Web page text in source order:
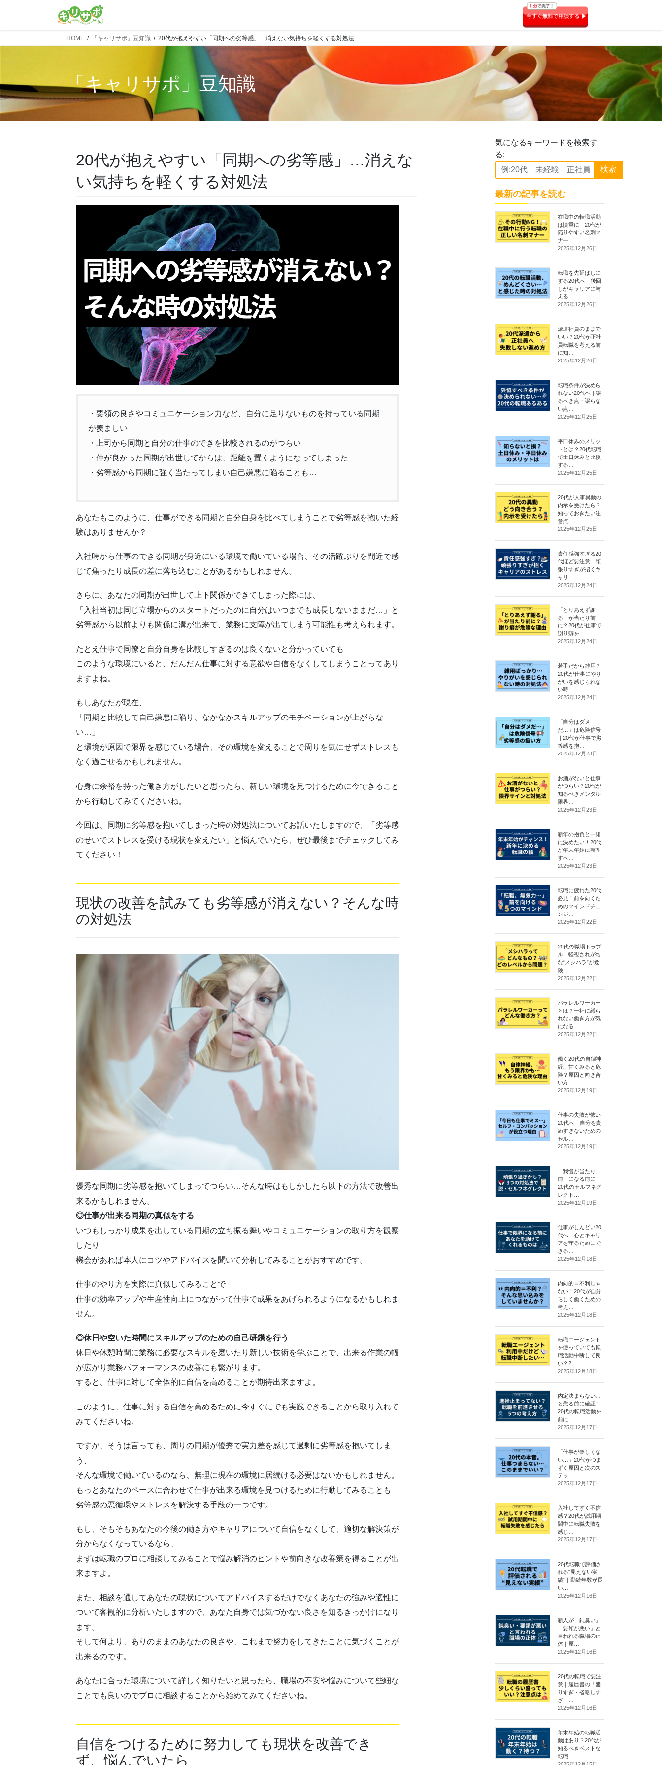
HOME 「キャリサポ」豆知識 20代が抱えやすい「同期への劣等感」…消えない気持ちを軽くする対処法
「キャリサポ 」豆知識
20代が抱えやすい「同期への劣等感」…消えな
い気持ちを軽くする対処法
・要領の良さやコミュニケーション力など、自分に足りないものを持っている同期
が羨ましい
・上司から同期と自分の仕事のできを比較されるのがつらい
・仲が良かった同期が出世してからは、距離を置くようになってしまった
・劣等感から同期に強く当たってしまい自己嫌悪に陥ることも…
あなたもこのように、仕事ができる同期と自分自身を比べてしまうことで劣等感を抱いた経
験はありませんか？
入社時から仕事のできる同期が身近にいる環境で働いている場合、その活躍ぶりを間近で感
じて焦ったり成長の差に落ち込むことがあるかもしれません。
さらに、あなたの同期が出世して上下関係ができてしまった際には、
「入社当初は同じ立場からのスタートだったのに自分はいつまでも成長しないままだ…」と
劣等感から以前よりも関係に溝が出来て、業務に支障が出てしまう可能性も考えられます。
たとえ仕事で同僚と自分自身を比較しすぎるのは良くないと分かっていても
このような環境にいると、だんだん仕事に対する意欲や自信をなくしてしまうことってあり
ますよね。
もしあなたが現在、
「同期と比較して自己嫌悪に陥り、なかなかスキルアップのモチベーションが上がらな
い…」
と環境が原因で限界を感じている場合、その環境を変えることで周りを気にせずストレスも
なく過ごせるかもしれません。
心身に余裕を持った働き方がしたいと思ったら、新しい環境を見つけるために今できること
から行動してみてくださいね。
今回は、同期に劣等感を抱いてしまった時の対処法についてお話いたしますので、「劣等感
のせいでストレスを受ける現状を変えたい」と悩んでいたら、ぜひ最後までチェックしてみ
てください！
現状の改善を試みても劣等感が消えない？そんな時
の対処法
優秀な同期に劣等感を抱いてしまってつらい…そんな時はもしかしたら以下の方法で改善出
来るかもしれません。
◎仕事が出来る同期の真似をする
いつもしっかり成果を出している同期の立ち振る舞いやコミュニケーションの取り方を観察
したり
機会があれば本人にコツやアドバイスを聞いて分析してみることがおすすめです。
仕事のやり方を実際に真似してみることで
仕事の効率アップや生産性向上につながって仕事で成果をあげられるようになるかもしれま
せん。
◎休日や空いた時間にスキルアップのための自己研鑽を行う
休日や休憩時間に業務に必要なスキルを磨いたり新しい技術を学ぶことで、出来る作業の幅
が広がり業務パフォーマンスの改善にも繋がります。
すると、仕事に対して全体的に自信を高めることが期待出来ますよ。
このように、仕事に対する自信を高めるために今すぐにでも実践できることから取り入れて
みてくださいね。
ですが、そうは言っても、周りの同期が優秀で実力差を感じて過剰に劣等感を抱いてしま
う、
そんな環境で働いているのなら、無理に現在の環境に居続ける必要はないかもしれません。
もっとあなたのペースに合わせて仕事が出来る環境を見つけるために行動してみることも
劣等感の悪循環やストレスを解決する手段の一つです。
もし、そもそもあなたの今後の働き方やキャリアについて自信をなくして、適切な解決策が
分からなくなっているなら、
まずは転職のプロに相談してみることで悩み解消のヒントや前向きな改善策を得ることが出
来ますよ。
また、相談を通してあなたの現状についてアドバイスするだけでなくあなたの強みや適性に
ついて客観的に分析いたしますので、あなた自身では気づかない良さを知るきっかけになり
ます。
そして何より、ありのままのあなたの良さや、これまで努力をしてきたことに気づくことが
出来るのです。
あなたに合った環境について詳しく知りたいと思ったら、職場の不安や悩みについて些細な
ことでも良いのでプロに相談することから始めてみてくださいね。
自信をつけるために努力しても現状を改善でき
ず、悩んでいたら
気になるキーワードを検索す
る:
検索
最新の記事を読む
在職中の転職活動
は慎重に｜20代が
陥りやすい名刺マ
ナー…
2025年12月26日
転職を先延ばしに
する20代へ｜後回
しがキャリアに与
える…
2025年12月26日
派遣社員のままで
いい？20代が正社
員転職を考える前
に知…
2025年12月26日
転職条件が決めら
れない20代へ｜譲
るべき点・譲らな
い点…
2025年12月25日
平日休みのメリッ
トとは？20代転職
で土日休みと比較
する…
2025年12月25日
20代が人事異動の
内示を受けたら？
知っておきたい注
意点…
2025年12月25日
責任感強すぎる20
代ほど要注意｜頑
張りすぎが招くキ
ャリ…
2025年12月24日
「とりあえず謝
る」が当たり前
に？20代が仕事で
謝り癖を…
2025年12月24日
若手だから雑用？
20代が仕事にやり
がいを感じられな
い時…
2025年12月24日
「自分はダメ
だ…」は危険信号
｜20代が仕事で劣
等感を抱…
2025年12月23日
お酒がないと仕事
がつらい？20代が
知るべきメンタル
限界…
2025年12月23日
新年の抱負と一緒
に決めたい！20代
が年末年始に整理
すべ…
2025年12月23日
転職に疲れた20代
必見！前を向くた
めのマインドチェ
ンジ…
2025年12月22日
20代の職場トラブ
ル…軽視されがち
な“メシハラ”が危
険…
2025年12月22日
パラレルワーカー
とは？一社に縛ら
れない働き方が気
になる…
2025年12月22日
働く20代の自律神
経、甘くみると危
険？原因と向き合
い方…
2025年12月19日
仕事の失敗が怖い
20代へ｜自分を責
めすぎないための
セル…
2025年12月19日
「我慢が当たり
前」になる前に｜
20代のセルフネグ
レクト…
2025年12月19日
仕事がしんどい20
代へ｜心とキャリ
アを守るためにで
きる…
2025年12月18日
内向的＝不利じゃ
ない！20代が自分
らしく働くための
考え…
2025年12月18日
転職エージェント
を使っていても転
職活動中断して良
い？2…
2025年12月18日
内定決まらない…
と焦る前に確認！
20代の転職活動を
前に…
2025年12月17日
「仕事が楽しくな
い…」20代がつま
ずく原因と次のス
テッ…
2025年12月17日
入社してすぐ不信
感？20代が試用期
間中に転職失敗を
感じ…
2025年12月17日
20代転職で評価さ
れる“見えない実
績”｜勤続年数が長
い…
2025年12月16日
新人が「鈍臭い」
「要領が悪い」と
言われる職場の正
体｜原…
2025年12月16日
20代の転職で要注
意｜履歴書の「盛
りすぎ・省略しす
ぎ」…
2025年12月16日
年末年始の転職活
動はあり？20代が
知るべきベストな
転職…